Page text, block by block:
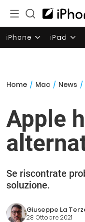
iPhone iPad
Home / Mac / News /
Apple
Se riscontrate
soluzione.
Giuseppe La
28 Ottobre 2021